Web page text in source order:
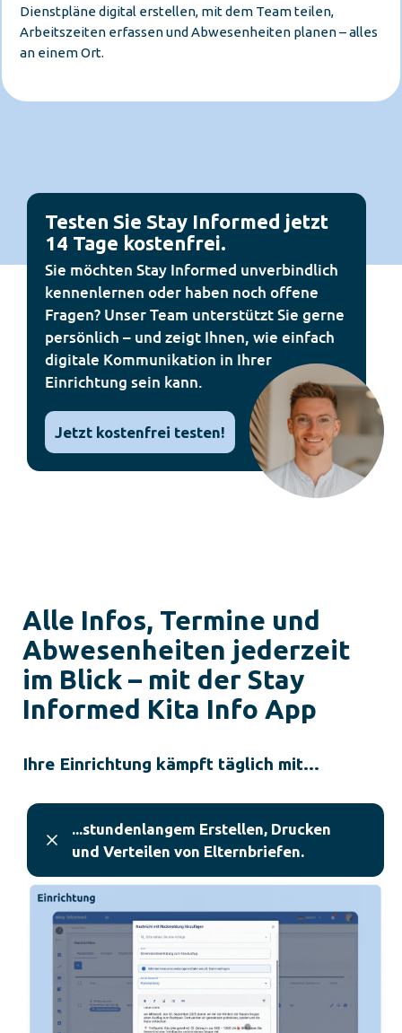
Dienstpläne digital erstellen, mit dem Team teilen,
Arbeitszeiten erfassen und Abwesenheiten planen – alles
an einem Ort.
Testen Sie Stay Informed jetzt
14 Tage kostenfrei.
Sie möchten Stay Informed unverbindlich
kennenlernen oder haben noch offene
Fragen? Unser Team unterstützt Sie gerne
persönlich – und zeigt Ihnen, wie einfach
digitale Kommunikation in Ihrer
Einrichtung sein kann.
Jetzt kostenfrei testen!
Alle Infos, Termine und
Abwesenheiten jederzeit
im Blick – mit der Stay
Informed Kita Info App
Ihre Einrichtung kämpft täglich mit…
...stundenlangem Erstellen, Drucken
und Verteilen von Elternbriefen.